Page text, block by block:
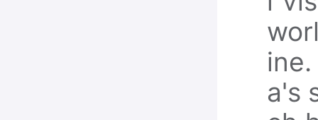
a's